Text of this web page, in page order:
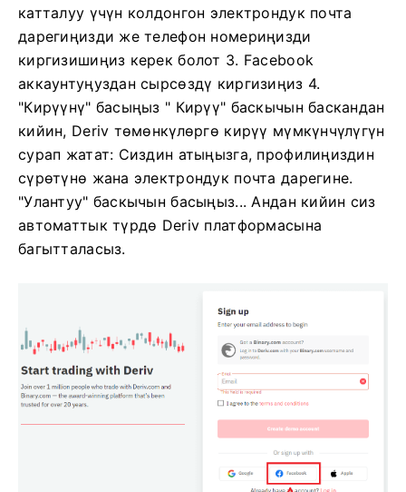
катталуу үчүн колдонгон электрондук почта
дарегиңизди же телефон номериңизди
киргизишиңиз керек болот 3. Facebook
аккаунтуңуздан сырсөздү киргизиңиз 4.
"Кирүүнү" басыңыз " Кирүү" баскычын баскандан
кийин, Deriv төмөнкүлөргө кирүү мүмкүнчүлүгүн
сурап жатат: Сиздин атыңызга, профилиңиздин
сүрөтүнө жана электрондук почта дарегине.
"Улантуу" баскычын басыңыз...Андан кийин сиз
автоматтык түрдө Deriv платформасына
багытталасыз.